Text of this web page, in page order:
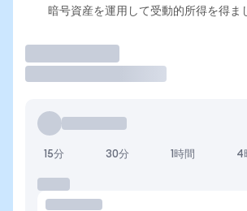
暗号資産を運用して受動的所得を得ま
15分 30分 1時間 4